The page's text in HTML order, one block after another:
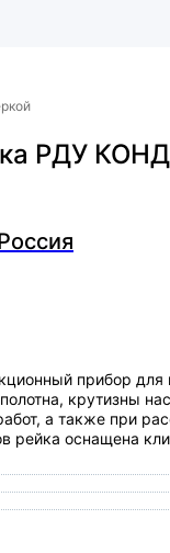
РДУ
прибор для
крутизны
а также при
рейка оснащена